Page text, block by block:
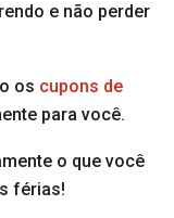
e não perder
os cupons de
para você.
o que você
férias!